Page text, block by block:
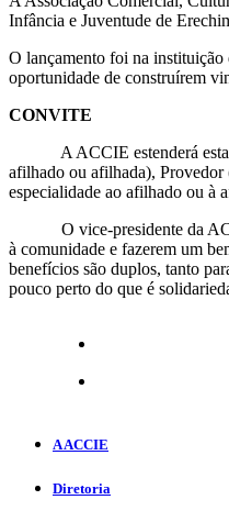
Infância e Juventude de
O lançamento foi na instituição
oportunidade de construírem
CONVITE
A ACCIE estenderá esta
afilhado ou afilhada), Provedor
especialidade ao afilhado ou à
O vice-presidente da
à comunidade e fazerem um
benefícios são duplos, tanto
pouco perto do que é
A ACCIE
Diretoria